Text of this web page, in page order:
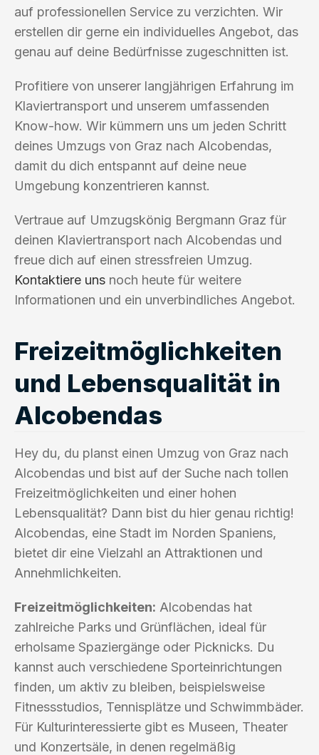
auf professionellen Service zu verzichten. Wir
erstellen dir gerne ein individuelles Angebot, das
genau auf deine Bedürfnisse zugeschnitten ist.
Profitiere von unserer langjährigen Erfahrung im
Klaviertransport und unserem umfassenden
Know-how. Wir kümmern uns um jeden Schritt
deines Umzugs von Graz nach Alcobendas,
damit du dich entspannt auf deine neue
Umgebung konzentrieren kannst.
Vertraue auf Umzugskönig Bergmann Graz für
deinen Klaviertransport nach Alcobendas und
freue dich auf einen stressfreien Umzug.
Kontaktiere uns noch heute für weitere
Informationen und ein unverbindliches Angebot.
Freizeitmöglichkeiten
und Lebensqualität in
Alcobendas
Hey du, du planst einen Umzug von Graz nach
Alcobendas und bist auf der Suche nach tollen
Freizeitmöglichkeiten und einer hohen
Lebensqualität? Dann bist du hier genau richtig!
Alcobendas, eine Stadt im Norden Spaniens,
bietet dir eine Vielzahl an Attraktionen und
Annehmlichkeiten.
Freizeitmöglichkeiten: Alcobendas hat
zahlreiche Parks und Grünflächen, ideal für
erholsame Spaziergänge oder Picknicks. Du
kannst auch verschiedene Sporteinrichtungen
finden, um aktiv zu bleiben, beispielsweise
Fitnessstudios, Tennisplätze und Schwimmbäder.
Für Kulturinteressierte gibt es Museen, Theater
und Konzertsäle, in denen regelmäßig